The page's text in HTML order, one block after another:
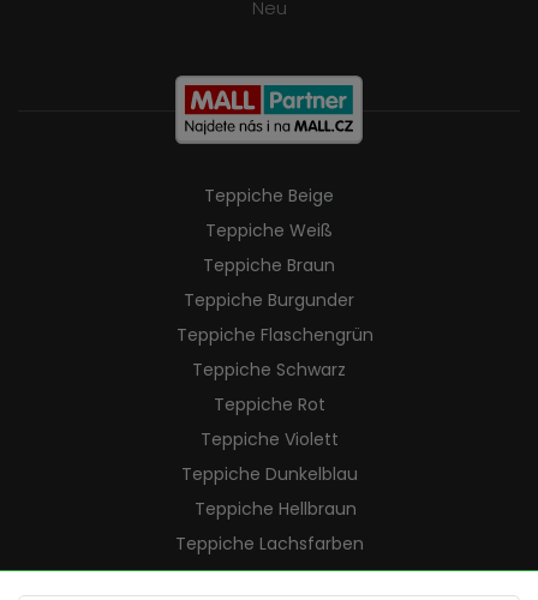
Neu
Teppiche Beige
Teppiche Weiß
Teppiche Braun
Teppiche Burgunder
Teppiche Flaschengrün
Teppiche Schwarz
Teppiche Rot
Teppiche Violett
Teppiche Dunkelblau
Teppiche Hellbraun
Teppiche Lachsfarben
Teppiche Cremefarben